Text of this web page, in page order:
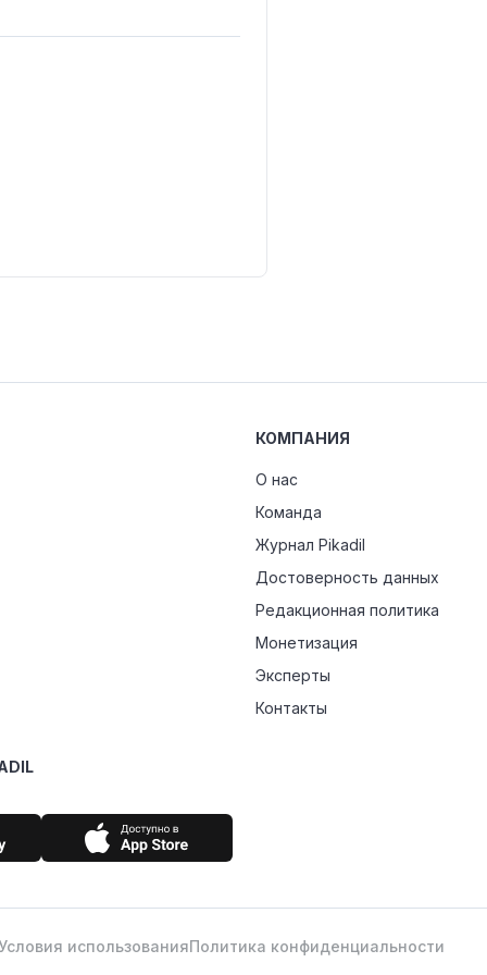
КОМПАНИЯ
О нас
Команда
Журнал Pikadil
Достоверность данных
Редакционная политика
Монетизация
Эксперты
Контакты
использованияПолитика конфиденциальности